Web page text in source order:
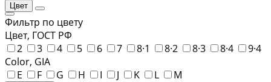
Цвет
Фильтр по цвету
Цвет, ГОСТ РФ
2
3 4 5 6 7 8·1 8·2 8·3 8·4
9·4
Color, GIA
E
F G H I J K L M